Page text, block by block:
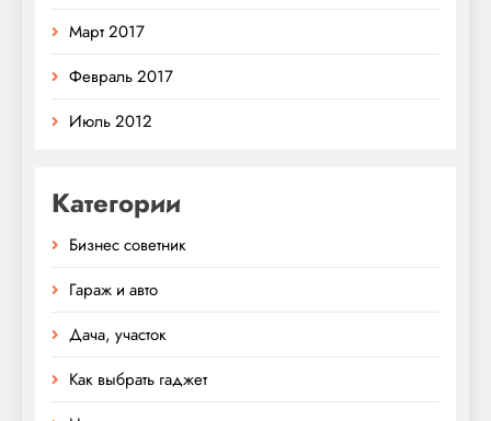
Март 2017
Февраль 2017
Июль 2012
Категории
Бизнес советник
Гараж и авто
Дача, участок
Как выбрать гаджет